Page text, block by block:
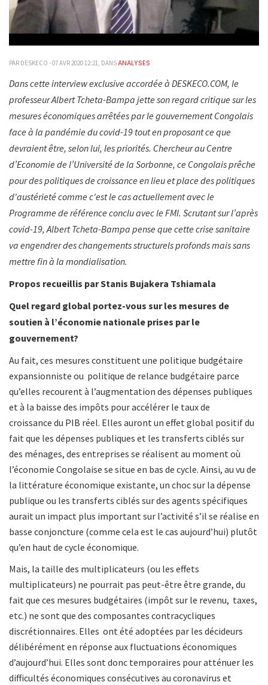
PAR DESKECO - 07 AVR 2020 12:21, DANSANALYSES
Dans cette interview exclusive accordée à DESKECO.COM, le
professeur Albert Tcheta-Bampa jette son regard critique sur les
mesures économiques arrêtées par le gouvernement Congolais
face à la pandémie du covid-19 tout en proposant ce que
devraient être, selon lui, les priorités. Chercheur au Centre
d’Economie de l’Université de la Sorbonne, ce Congolais prêche
pour des politiques de croissance en lieu et place des politiques
d'austérieté comme c'est le cas actuellement avec le
Programme de référence conclu avec le FMI. Scrutant sur l’après
covid-19, Albert Tcheta-Bampa pense que cette crise sanitaire
va engendrer des changements structurels profonds mais sans
mettre fin à la mondialisation.
Propos recueillis par Stanis Bujakera Tshiamala
Quel regard global portez-vous sur les mesures de
soutien à l’économie nationale prises par le
gouvernement?
Au fait, ces mesures constituent une politique budgétaire
expansionniste ou politique de relance budgétaire parce
qu’elles recourent à l’augmentation des dépenses publiques
et à la baisse des impôts pour accélérer le taux de
croissance du PIB réel. Elles auront un effet global positif du
fait que les dépenses publiques et les transferts ciblés sur
des ménages, des entreprises se réalisent au moment où
l’économie Congolaise se situe en bas de cycle. Ainsi, au vu de
la littérature économique existante, un choc sur la dépense
publique ou les transferts ciblés sur des agents spécifiques
aurait un impact plus important sur l’activité s’il se réalise en
basse conjoncture (comme cela est le cas aujourd’hui) plutôt
qu’en haut de cycle économique.
Mais, la taille des multiplicateurs (ou les effets
multiplicateurs) ne pourrait pas peut-être être grande, du
fait que ces mesures budgétaires (impôt sur le revenu, taxes,
etc.) ne sont que des composantes contracycliques
discrétionnaires. Elles ont été adoptées par les décideurs
délibérément en réponse aux fluctuations économiques
d’aujourd’hui. Elles sont donc temporaires pour atténuer les
difficultés économiques consécutives au coronavirus et